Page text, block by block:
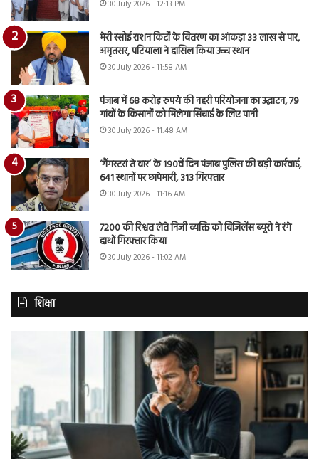
30 July 2026 - 12:13 PM
मेरी रसोई राशन किटों के वितरण का आंकड़ा 33 लाख से पार,
अमृतसर, पटियाला ने हासिल किया उच्च स्थान
30 July 2026 - 11:58 AM
पंजाब में 68 करोड़ रुपये की नहरी परियोजना का उद्घाटन, 79
गांवों के किसानों को मिलेगा सिंचाई के लिए पानी
30 July 2026 - 11:48 AM
‘गैंगस्टरां ते वार’ के 190वें दिन पंजाब पुलिस की बड़ी कार्रवाई,
641 स्थानों पर छापेमारी, 313 गिरफ्तार
30 July 2026 - 11:16 AM
7200 की रिश्वत लेते निजी व्यक्ति को विजिलेंस ब्यूरो ने रंगे
हाथों गिरफ्तार किया
30 July 2026 - 11:02 AM
शिक्षा